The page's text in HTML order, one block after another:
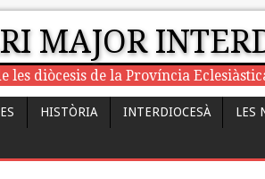
MAJOR
les diòcesis de la Província
HISTÒRIA INTERDIOCESÀ LES